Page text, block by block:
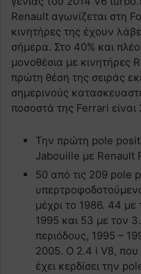
Renault αγωνίζεται στη
κινητήρες της έχουν
σήμερα. Στο 40% και
μονοθέσια με κινητήρες
πρώτη θέση της σειράς
σημερινούς
ποσοστά της Ferrari
Την πρώτη pole
Jabouille με Renault
50 από τις 209 pole
μέχρι το 1986. 44
1995 και 53 με τον
περιόδους, 1995 –
2005. Ο 2.4 l V8, που
έχει κερδίσει την